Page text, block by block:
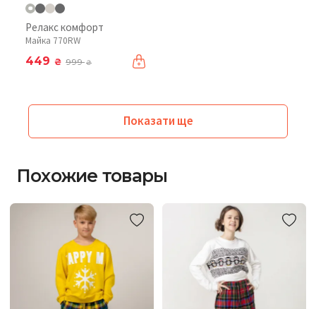
Релакс комфорт
Майка 770RW
449 ₴ 999₴
Показати ще
Похожие товары